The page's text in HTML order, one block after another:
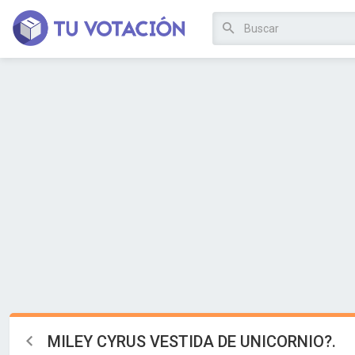
MILEY CYRUS VESTIDA DE UNICORNIO?.